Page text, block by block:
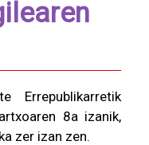
Errepublikarretik
8a izanik,
zer izan zen.